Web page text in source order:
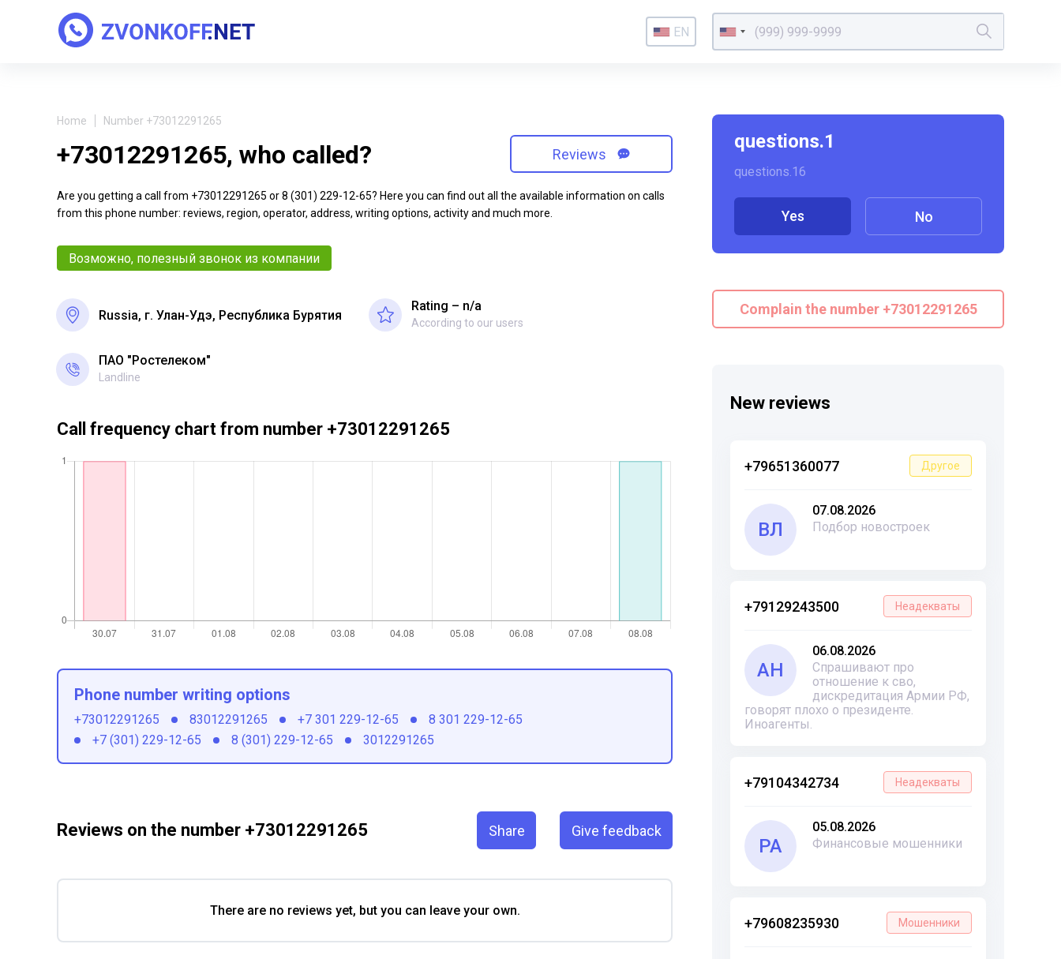
EN
Home Number +73012291265
+73012291265, who called? Reviews
Are you getting a call from +73012291265 or 8 (301) 229-12-65? Here you can find out all the available information on calls
from this phone number: reviews, region, operator, address, writing options, activity and much more.
Возможно, полезный звонок из компании
Russia, г. Улан-Удэ, Республика Бурятия
Rating – n/a
According to our users
ПАО "Ростелеком"
Landline
questions.1
questions.16
Yes No
Complain the number +73012291265
New reviews
+79651360077 Другое
ВЛ
07.08.2026
Подбор новостроек
+79129243500 Неадекваты
АН
06.08.2026
Спрашивают про
отношение к сво,
дискредитация Армии РФ,
говорят плохо о президенте.
Иноагенты.
+79104342734 Неадекваты
РА
05.08.2026
Финансовые мошенники
+79608235930 Мошенники
Call frequency chart from number +73012291265
Phone number writing options
+73012291265 83012291265 +7 301 229-12-65
8 301 229-12-65
+7 (301) 229-12-65
8 (301) 229-12-65 3012291265
Reviews on the number +73012291265 Share Give feedback
There are no reviews yet, but you can leave your own.